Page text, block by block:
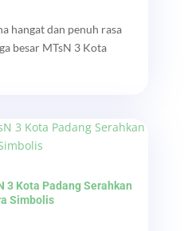
hangat dan penuh rasa
besar MTsN 3 Kota
3 Kota Padang Serahkan
Simbolis